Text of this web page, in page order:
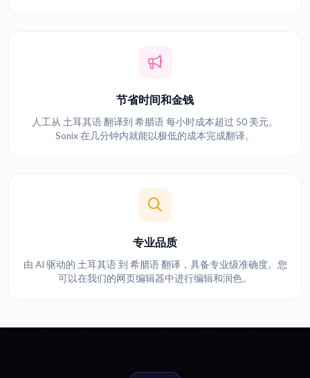
节省时间和金钱
人工从 土耳其语 翻译到 希腊语 每小时成本超过 50 美元。
Sonix 在几分钟内就能以极低的成本完成翻译。
专业品质
由 AI 驱动的 土耳其语 到 希腊语 翻译，具备专业级准确度。您
可以在我们的网页编辑器中进行编辑和润色。